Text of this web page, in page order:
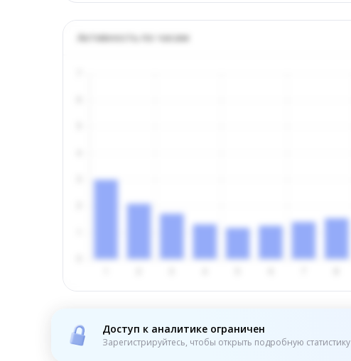
Активность по часам
Доступ к аналитике ограничен
Зарегистрируйтесь, чтобы открыть подробную статистику